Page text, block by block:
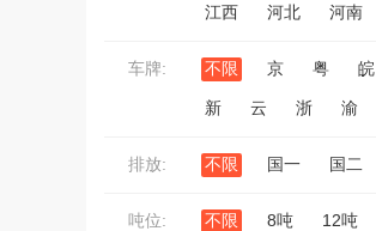
江西 河北 河南
车牌: 不限 京 粤 皖
新 云 浙 渝
排放: 不限 国一 国二
吨位: 不限 8吨 12吨